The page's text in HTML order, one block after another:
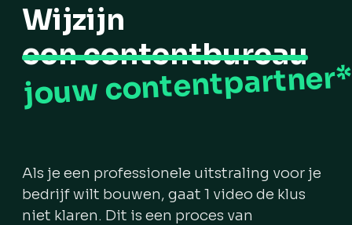
Wijzijn
jouw
een contentbureau
Als je een professionele uitstraling voor je
bedrijf wilt bouwen, gaat 1 video de klus
niet klaren. Dit is een proces van